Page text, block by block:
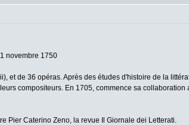
novembre 1750
et de 36 opéras. Après des études d'histoire de la
compositeurs. En 1705, commence sa
Pier Caterino Zeno, la revue Il Giornale dei Letterati.